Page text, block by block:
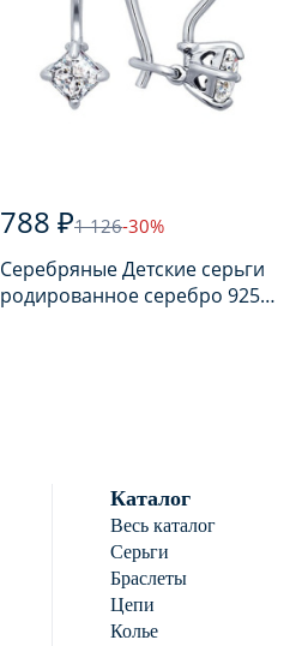
788 ₽1 126-30%
Серебряные Детские серьги
родированное серебро 925
Каталог
Весь каталог
Серьги
Браслеты
Цепи
Колье